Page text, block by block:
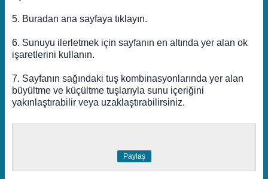
5. Buradan ana sayfaya tıklayın.
6. Sunuyu ilerletmek için sayfanın en altında yer alan ok
işaretlerini kullanın.
7. Sayfanın sağındaki tuş kombinasyonlarında yer alan
büyültme ve küçültme tuşlarıyla sunu içeriğini
yakınlaştırabilir veya uzaklaştırabilirsiniz.
Paylaş